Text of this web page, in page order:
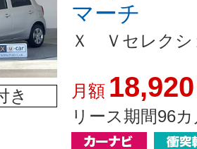
き
マーチ
Ｘ Ｖセレクシ
月額 18,920
リース期間96